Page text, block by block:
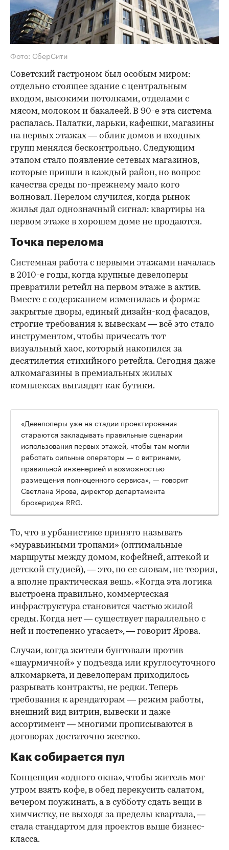
Фото: СберСити
Советский гастроном был особым миром:
отдельно стоящее здание с центральным
входом, высокими потолками, отделами с
мясом, молоком и бакалеей. В 90-е эта система
распалась. Палатки, ларьки, кафешки, магазины
на первых этажах — облик домов и входных
групп менялся бесконтрольно. Следующим
этапом стало появление сетевых магазинов,
которые пришли в каждый район, но вопрос
качества среды по-прежнему мало кого
волновал. Перелом случился, когда рынок
жилья дал однозначный сигнал: квартиры на
первом этаже в хорошем доме не продаются.
Точка перелома
Системная работа с первыми этажами началась
в 2010-е годы, когда крупные девелоперы
превратили ретейл на первом этаже в актив.
Вместе с содержанием изменилась и форма:
закрытые дворы, единый дизайн-код фасадов,
строгие требования к вывескам — всё это стало
инструментом, чтобы причесать тот
визуальный хаос, который накопился за
десятилетия стихийного ретейла. Сегодня даже
алкомагазины в премиальных жилых
комплексах выглядят как бутики.
00:00
«Девелоперы уже на стадии проектирования
стараются закладывать правильные сценарии
использования первых этажей, чтобы там могли
работать сильные операторы — с витринами,
правильной инженерией и возможностью
размещения полноценного сервиса», — говорит
Светлана Ярова, директор департамента
брокериджа RRG.
То, что в урбанистике принято называть
«муравьиными тропами» (оптимальные
маршруты между домом, кофейней, аптекой и
детской студией), — это, по ее словам, не теория,
а вполне практическая вещь. «Когда эта логика
выстроена правильно, коммерческая
инфраструктура становится частью жилой
среды. Когда нет — существует параллельно с
ней и постепенно угасает», — говорит Ярова.
Случаи, когда жители бунтовали против
«шаурмичной» у подъезда или круглосуточного
алкомаркета, и девелоперам приходилось
разрывать контракты, не редки. Теперь
требования к арендаторам — режим работы,
внешний вид витрин, вывески и даже
ассортимент — многими прописываются в
договорах достаточно жестко.
Как собирается пул
Концепция «одного окна», чтобы житель мог
утром взять кофе, в обед перекусить салатом,
вечером поужинать, а в субботу сдать вещи в
химчистку, не выходя за пределы квартала, —
стала стандартом для проектов выше бизнес-
класса.